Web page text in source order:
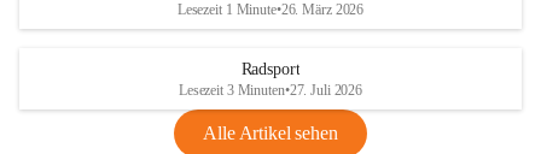
1 Seite•1,4 MB
VBl. EU Nr. 18_2026
Lesezeit 1 Minute•26. März 2026
Radsport
Lesezeit 3 Minuten•27. Juli 2026
Alle Artikel sehen